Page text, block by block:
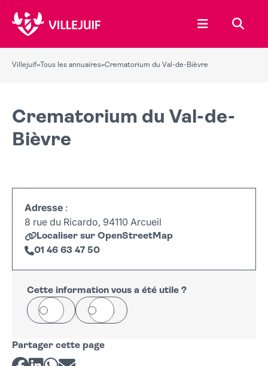
Ouvrir le
Villejuif» Tous les annuaires»Crematorium du Val-de-Bièvre
Crematorium du Val-de-
Bièvre
Adresse :
8 rue du Ricardo, 94110 Arcueil
Localiser sur OpenStreetMap
01 46 63 47 50
+
−
Cette information vous a été utile ?
Oui Non
Partager cette page
Partager sur Facebook
Partager sur LinkedIn
Partager sur Whatsapp
Partager par courriel